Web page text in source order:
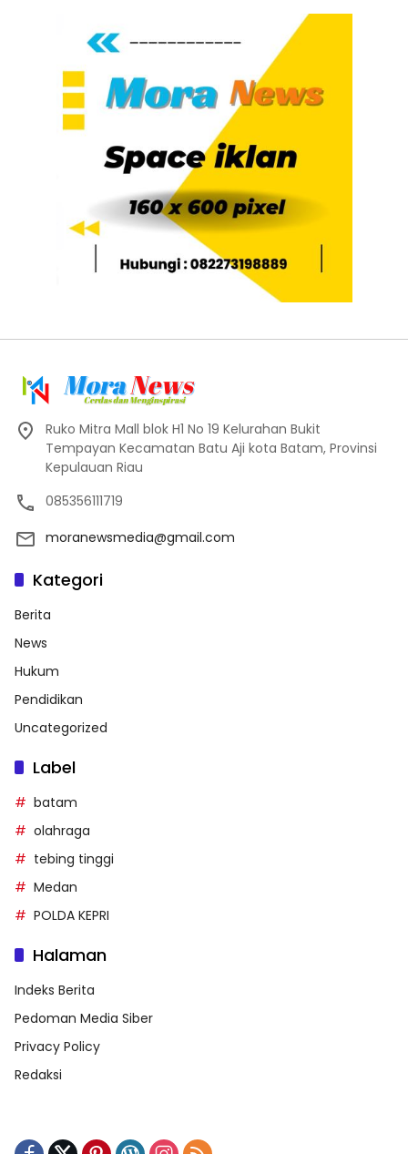
Ruko Mitra Mall blok H1 No 19 Kelurahan Bukit
Tempayan Kecamatan Batu Aji kota Batam, Provinsi
Kepulauan Riau
085356111719
moranewsmedia@gmail.com
Kategori
Berita
News
Hukum
Pendidikan
Uncategorized
Label
batam
olahraga
tebing tinggi
Medan
POLDA KEPRI
Halaman
Indeks Berita
Pedoman Media Siber
Privacy Policy
Redaksi